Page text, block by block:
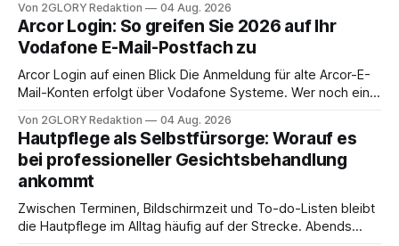
abwesenheiten und die gesamte kommunikation rund um
Ihr personal digital zu organisieren. In diesem Leitfaden
erfahren Sie alles, was Sie für einen reibungslosen Einstieg
brauchen, von der Registrierung
Von 2GLORY Redaktion 04 Aug. 2026
Arcor Login: So greifen Sie 2026 auf Ihr
Vodafone E-Mail-Postfach zu
Arcor Login auf einen Blick Die Anmeldung für alte Arcor-E-
Mail-Konten erfolgt über Vodafone Systeme. Wer noch eine
besitzt, loggt sich heute über das Vodafone E-Mail & Cloud
Portal ein. Der klassische Arcor Login über mail.
Von 2GLORY Redaktion 04 Aug. 2026
Hautpflege als Selbstfürsorge: Worauf es
bei professioneller Gesichtsbehandlung
ankommt
Zwischen Terminen, Bildschirmzeit und To-do-Listen bleibt
die Hautpflege im Alltag häufig auf der Strecke. Abends